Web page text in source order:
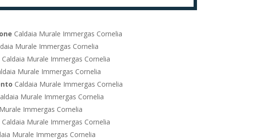
Caldaia Murale Immergas Cornelia
Murale Immergas Cornelia
Caldaia Murale Immergas Cornelia
Murale Immergas Cornelia
Caldaia Murale Immergas Cornelia
Murale Immergas Cornelia
Immergas Cornelia
Caldaia Murale Immergas Cornelia
Murale Immergas Cornelia